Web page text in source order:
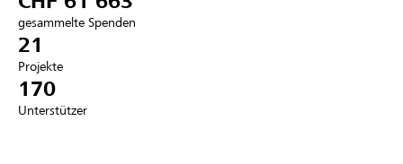
Anmelden
Registrieren
gesammelte Spenden
21
Projekte
170
Unterstützer